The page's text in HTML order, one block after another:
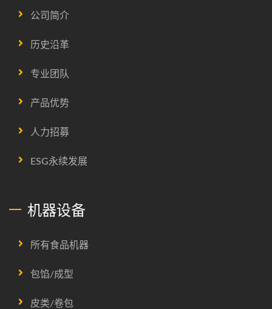
公司简介
历史沿革
专业团队
产品优势
人力招募
ESG永续发展
机器设备
所有食品机器
包馅/成型
皮类/卷包